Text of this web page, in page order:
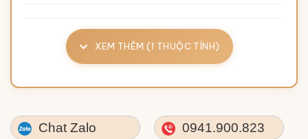
XEM THÊM (1 THUỘC TÍNH)
Chat Zalo 0941.900.823